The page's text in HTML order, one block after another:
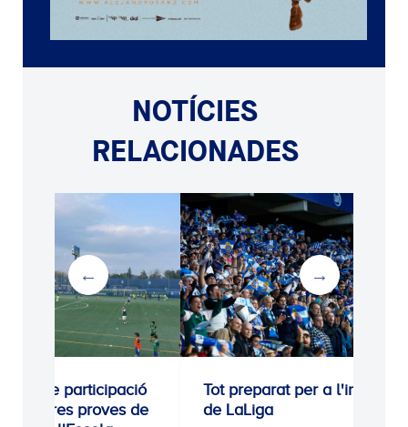
NOTÍCIES
RELACIONADES
Tot preparat per a l'inici
de LaLiga
Sempre